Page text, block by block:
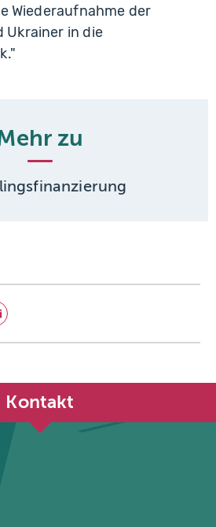
Wiederaufnahme der
Ukrainer in die
zu
Mail
Kontakt